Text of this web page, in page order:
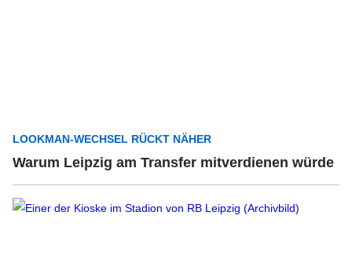
LOOKMAN-WECHSEL RÜCKT NÄHER
Warum Leipzig am Transfer mitverdienen würde